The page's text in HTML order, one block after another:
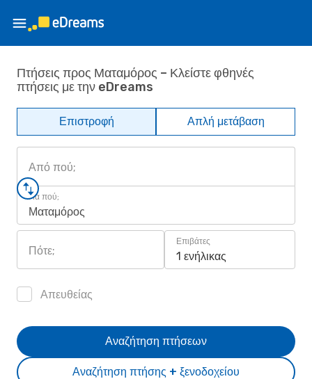
Πτήσεις προς Ματαμόρος – Κλείστε φθηνές
πτήσεις με την eDreams
Επιστροφή Απλή μετάβαση
Από πού;
Για πού;
Ματαμόρος
Πότε;
Επιβάτες
1 ενήλικας
Απευθείας
Αναζήτηση πτήσης + ξενοδοχείου
Αναζήτηση πτήσεων